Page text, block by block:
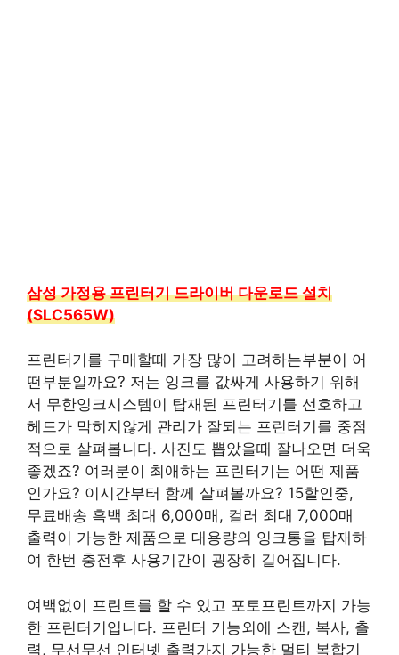
삼성 가정용 프린터기 드라이버 다운로드 설치
(SLC565W)
프린터기를 구매할때 가장 많이 고려하는부분이 어
떤부분일까요? 저는 잉크를 값싸게 사용하기 위해
서 무한잉크시스템이 탑재된 프린터기를 선호하고
헤드가 막히지않게 관리가 잘되는 프린터기를 중점
적으로 살펴봅니다. 사진도 뽑았을때 잘나오면 더욱
좋겠죠? 여러분이 최애하는 프린터기는 어떤 제품
인가요? 이시간부터 함께 살펴볼까요? 15할인중,
무료배송 흑백 최대 6,000매, 컬러 최대 7,000매
출력이 가능한 제품으로 대용량의 잉크통을 탑재하
여 한번 충전후 사용기간이 굉장히 길어집니다.
여백없이 프린트를 할 수 있고 포토프린트까지 가능
한 프린터기입니다. 프린터 기능외에 스캔, 복사, 출
력, 무선무선 인터넷 출력가지 가능한 멀티 복합기